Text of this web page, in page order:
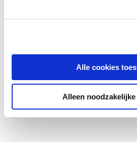
Alle cookies
Alleen